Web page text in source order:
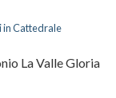
in Cattedrale
La Valle Gloria